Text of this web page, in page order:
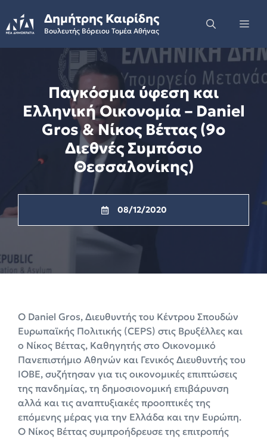
to
content
Δημήτρης Καιρίδης
Βουλευτής Βόρειου Τομέα Αθήνας
Παγκόσμια ύφεση και
Ελληνική Οικονομία – Daniel
Gros & Νίκος Βέττας (9ο
Διεθνές Συμπόσιο
Θεσσαλονίκης)
08/12/2020
Ο Daniel Gros, Διευθυντής του Κέντρου Σπουδών
Ευρωπαϊκής Πολιτικής (CEPS) στις Βρυξέλλες και
ο Νίκος Βέττας, Καθηγητής στο Οικονομικό
Πανεπιστήμιο Αθηνών και Γενικός Διευθυντής του
ΙΟΒΕ, συζήτησαν για τις οικονομικές επιπτώσεις
της πανδημίας, τη δημοσιονομική επιβάρυνση
αλλά και τις αναπτυξιακές προοπτικές της
επόμενης μέρας για την Ελλάδα και την Ευρώπη.
Ο Νίκος Βέττας συμπροήδρευσε της επιτροπής